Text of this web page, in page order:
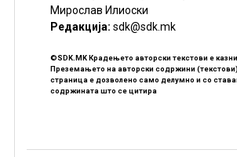
Мирослав Илиоски
Редакцијa: sdk@sdk.mk
©SDK.MK Крадењето авторски текстови е
Преземањето на авторски содржини
страница е дозволено само делумно и со
содржината што се цитира